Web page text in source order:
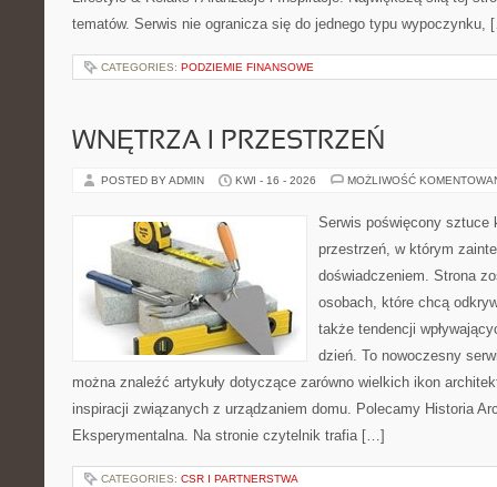
tematów. Serwis nie ogranicza się do jednego typu wypoczynku,
CATEGORIES: PODZIEMIE FINANSOWE
WNĘTRZA I PRZESTRZEŃ
POSTED BY ADMIN KWI - 16 - 2026 MOŻLIWOŚĆ
Serwis poświęcony sztuce
przestrzeń, w którym
doświadczeniem. Strona
osobach, które chcą
także tendencji
dzień. To nowoczesny
można znaleźć artykuły dotyczące zarówno wielkich ikon
inspiracji związanych z urządzaniem domu. Polecamy Historia
Eksperymentalna. Na stronie czytelnik trafia […]
CATEGORIES: CSR I PARTNERSTWA